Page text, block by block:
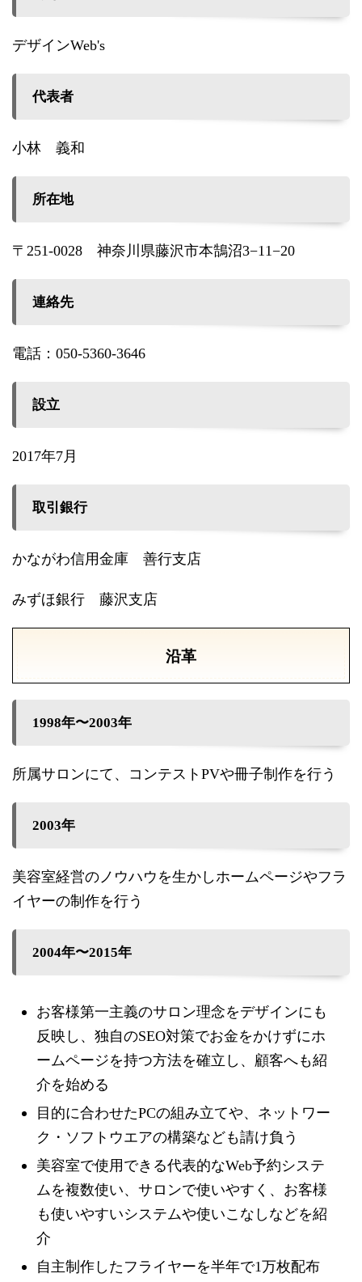
デザインWeb's
代表者
小林 義和
所在地
〒251-0028 神奈川県藤沢市本鵠沼3−11−20
連絡先
電話：050-5360-3646
設立
2017年7月
取引銀行
かながわ信用金庫 善行支店
みずほ銀行 藤沢支店
沿革
1998年〜2003年
所属サロンにて、コンテストPVや冊子制作を行う
2003年
美容室経営のノウハウを生かしホームページやフラ
イヤーの制作を行う
2004年〜2015年
お客様第一主義のサロン理念をデザインにも
反映し、独自のSEO対策でお金をかけずにホ
ームページを持つ方法を確立し、顧客へも紹
介を始める
目的に合わせたPCの組み立てや、ネットワー
ク・ソフトウエアの構築なども請け負う
美容室で使用できる代表的なWeb予約システ
ムを複数使い、サロンで使いやすく、お客様
も使いやすいシステムや使いこなしなどを紹
介
自主制作したフライヤーを半年で1万枚配布